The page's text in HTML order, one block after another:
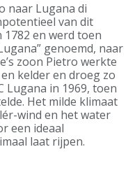
naar Lugana di
van dit
1782 en werd toen
genoemd, naar
zoon Pietro werkte
kelder en droeg zo
Lugana in 1969, toen
Het milde klimaat
wind en het water
een ideaal
laat rijpen.